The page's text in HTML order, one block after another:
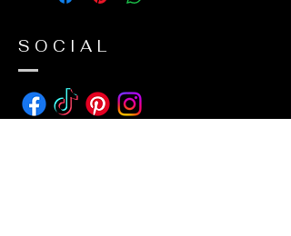
SOCIAL